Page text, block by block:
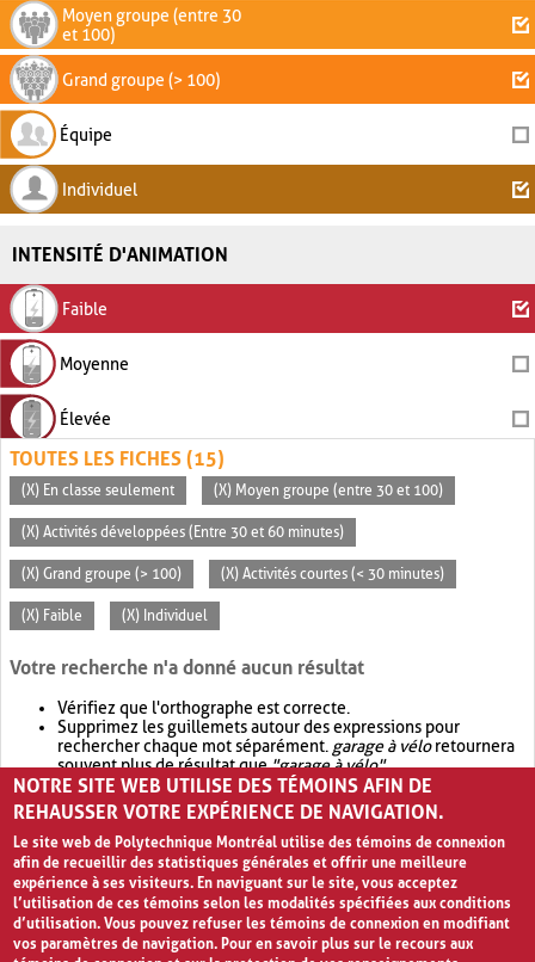
Moyen groupe (entre 30
et 100)
Grand groupe (> 100)
Équipe
Individuel
INTENSITÉ D'ANIMATION
Faible
Moyenne
Élevée
TOUTES LES FICHES (15)
(X) En classe seulement (X) Moyen groupe (entre 30 et 100)
(X) Activités développées (Entre 30 et 60 minutes)
(X) Grand groupe (> 100) (X) Activités courtes (< 30 minutes)
(X) Faible (X) Individuel
Votre recherche n'a donné aucun résultat
Vérifiez que l'orthographe est correcte.
Supprimez les guillemets autour des expressions pour
rechercher chaque mot séparément. garage à véloretournera
souvent plus de résultat que"garage à vélo".
Envisagez d'élargir votre recherche avec OR.garage OR vélo
retournera souvent plus de résultat quegarage à vélo
NOTRE SITE WEB UTILISE DES TÉMOINS AFIN DE
REHAUSSER VOTRE EXPÉRIENCE DE NAVIGATION.
Le site web de Polytechnique Montréal utilise des témoins de connexion
afin de recueillir des statistiques générales et offrir une meilleure
expérience à ses visiteurs. En naviguant sur le site, vous acceptez
l’utilisation de ces témoins selon les modalités spécifiées aux conditions
d’utilisation. Vous pouvez refuser les témoins de connexion en modifiant
vos paramètres de navigation. Pour en savoir plus sur le recours aux